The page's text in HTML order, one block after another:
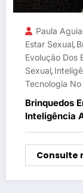
Paula
Estar Sexual,
Evolução Dos
Sexual,
Tecnologia
Brinquedos
Inteligência
Prazer
Consulte